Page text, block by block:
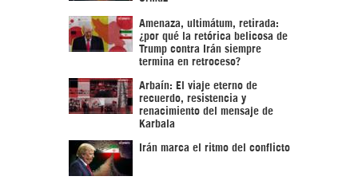
Amenaza, ultimátum, retirada:
¿por qué la retórica belicosa de
Trump contra Irán siempre
termina en retroceso?
Arbaín: El viaje eterno de
recuerdo, resistencia y
renacimiento del mensaje de
Karbala
Irán marca el ritmo del conflicto